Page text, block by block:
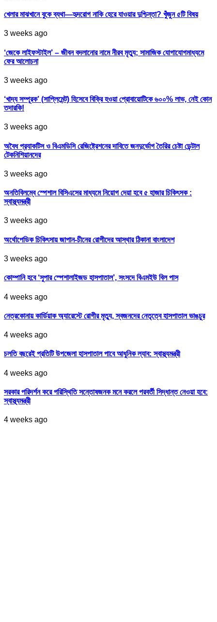
খেলার মাঝখানে বুকে ব্যথা—হৃদরোগ নাকি হেরে যাওয়ার দুশ্চিন্তা? খুঁজুন ৫টি বিষয়
3 weeks ago
‘জেকে লাইফস্টাইল’ – জীবন বদলানোর নামে নীরব মৃত্যু; সামাজিক যোগাযোগমাধ্যমে
ফের আলোচনা
3 weeks ago
‘খাদ্য সম্পূরক’ (সাপ্লিমেন্ট) হিসেবে বিক্রি হওয়া প্রোবায়োটিকে ৬০০% লাভ, নেই কোন
তদারকি!
3 weeks ago
অবৈধ প্র‍্যাকটিস ও বিএমডিসি রেজিষ্ট্রেশনের দাবিতে জনদুর্ভোগ তৈরির চেষ্টা ডেন্টাল
টেকনিশিয়ানদের
3 weeks ago
অনতিবিলম্বে স্পেশাল বিসিএসের মাধ্যমে নিয়োগ দেয়া হবে ৫ হাজার চিকিৎসক :
স্বাস্থ্যমন্ত্রী
3 weeks ago
অর্থোপেডিক চিকিৎসায় জাপান-চীনের রোগীদের আস্থার ঠিকানা বাংলাদেশ
3 weeks ago
কোম্পানি হবে ‘সুপার স্পেশালাইজড হাসপাতাল’, সংসদে বিএমইউ বিল পাস
4 weeks ago
নেত্রকোনায় কার্ডিয়াক অ্যারেস্টে রোগীর মৃত্যু, স্বজনদের নেতৃত্বে হাসপাতাল ভাঙচুর
4 weeks ago
চলতি বছরেই প্রতিটি উপজেলা হাসপাতাল পাবে আধুনিক ল্যাব: স্বাস্থ্যমন্ত্রী
4 weeks ago
সরকার পরিদর্শন করে পরিস্থিতি সন্তোষজনক মনে করলে পরবর্তী সিদ্ধান্ত নেওয়া হবে:
স্বাস্থ্যমন্ত্রী
4 weeks ago